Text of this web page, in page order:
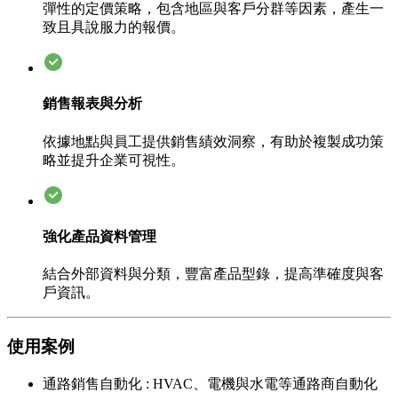
彈性的定價策略，包含地區與客戶分群等因素，產生一
致且具說服力的報價。
銷售報表與分析
依據地點與員工提供銷售績效洞察，有助於複製成功策
略並提升企業可視性。
強化產品資料管理
結合外部資料與分類，豐富產品型錄，提高準確度與客
戶資訊。
使用案例
通路銷售自動化 : HVAC、電機與水電等通路商自動化